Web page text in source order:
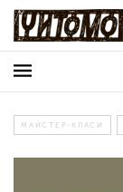
МАЙСТЕР-КЛАСИ